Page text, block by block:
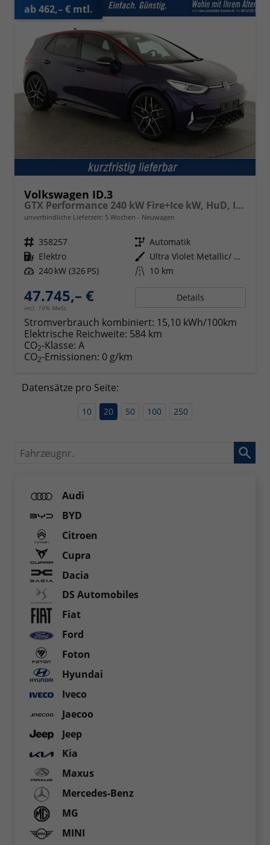
ab 462,– € mtl.
Volkswagen ID.3
GTX Performance 240 kW Fire+Ice kW, HuD, IQ.Drive, IQ.Light, H&K, Wärmepumpe, 20-Zoll, 4 J.-Garantie
unverbindliche Lieferzeit: 5 Wochen Neuwagen
Fahrzeugnr. 358257 Getriebe Automatik
Kraftstoff Elektro Außenfarbe
Ultra Violet Metallic/ Dach Schwarz
Leistung 240 kW (326 PS) Kilometerstand 10 km
47.745,– €
incl. 19% MwSt.
Details
Stromverbrauch kombiniert: 15,10 kWh/100km
Elektrische Reichweite: 584 km
CO2-Klasse: A
CO2-Emissionen: 0 g/km
Datensätze pro Seite:
10 20 50 100 250
Fahrzeugnr.
Audi
BYD
Citroen
Cupra
Dacia
DS Automobiles
Fiat
Ford
Foton
Hyundai
Iveco
Jaecoo
Jeep
Kia
Maxus
Mercedes-Benz
MG
MINI